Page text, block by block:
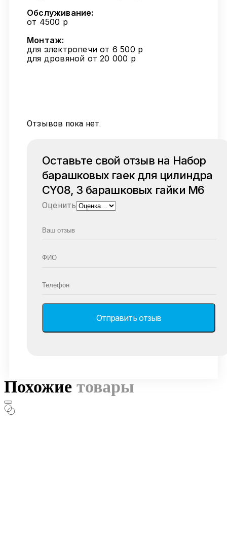
Обслуживание:
от 4500 р
Монтаж:
для электропечи от 6 500 р
для дровяной от 20 000 р
Отзывов пока нет.
Оставьте свой отзыв на Набор
барашковых гаек для цилиндра
CY08, 3 барашковых гайки M6
Оценить
Похожие товары